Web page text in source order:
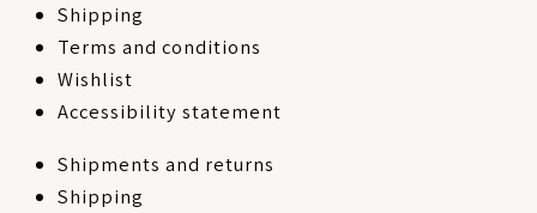
Shipping
Terms and conditions
Wishlist
Accessibility statement
Shipments and returns
Shipping